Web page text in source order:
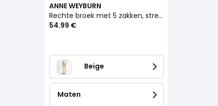
ANNE WEYBURN
Rechte broek met 5 zakken, stretchkatoen
54.99 €
Beige
Maten